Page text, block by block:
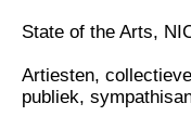
State of the Arts,
Artiesten,
publiek,